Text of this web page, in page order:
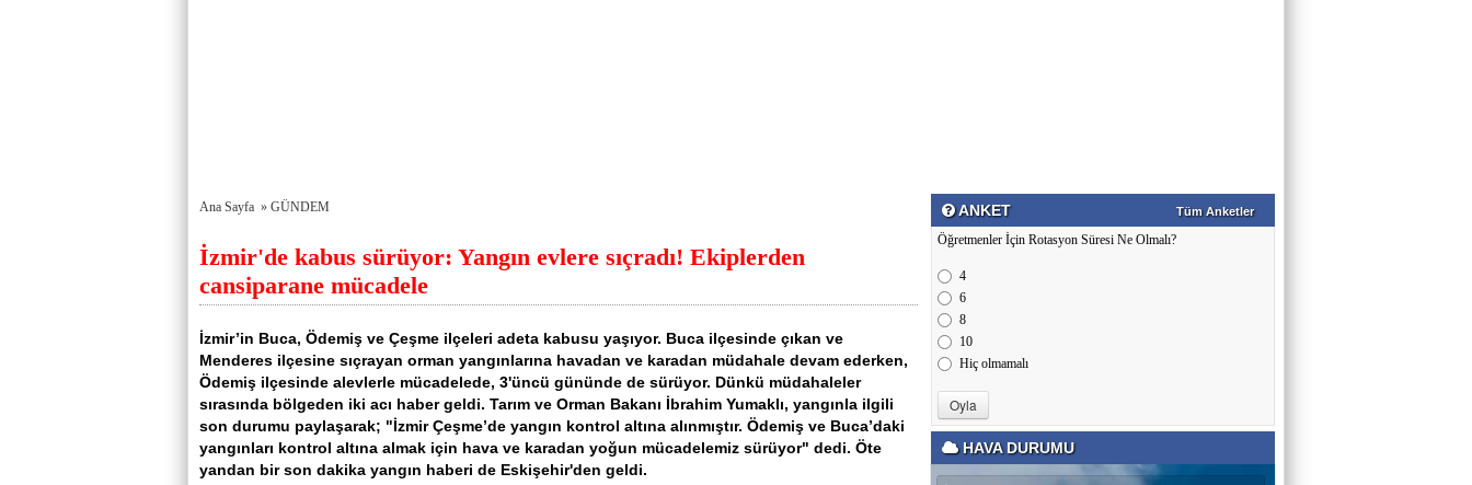
Ana Sayfa » GÜNDEM
İzmir'de kabus sürüyor: Yangın evlere sıçradı! Ekiplerden
cansiparane mücadele
İzmir’in Buca, Ödemiş ve Çeşme ilçeleri adeta kabusu yaşıyor. Buca ilçesinde çıkan ve
Menderes ilçesine sıçrayan orman yangınlarına havadan ve karadan müdahale devam ederken,
Ödemiş ilçesinde alevlerle mücadelede, 3'üncü gününde de sürüyor. Dünkü müdahaleler
sırasında bölgeden iki acı haber geldi. Tarım ve Orman Bakanı İbrahim Yumaklı, yangınla ilgili
son durumu paylaşarak; "İzmir Çeşme’de yangın kontrol altına alınmıştır. Ödemiş ve Buca’daki
yangınları kontrol altına almak için hava ve karadan yoğun mücadelemiz sürüyor" dedi. Öte
yandan bir son dakika yangın haberi de Eskişehir'den geldi.
ANKET Tüm Anketler
Öğretmenler İçin Rotasyon Süresi Ne Olmalı?
4
6
8
10
Hiç olmamalı
HAVA DURUMU